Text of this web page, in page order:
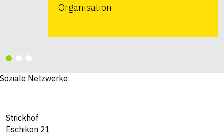
Organisation
Soziale Netzwerke
Strickhof
Eschikon 21